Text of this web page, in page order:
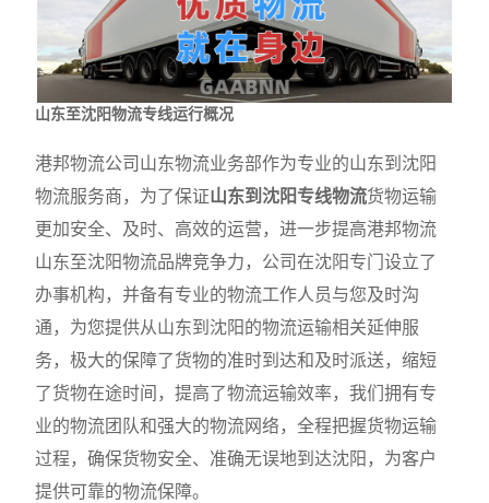
山东至沈阳物流专线运行概况
港邦物流公司山东物流业务部作为专业的山东到沈阳
物流服务商，为了保证山东到沈阳专线物流货物运输
更加安全、及时、高效的运营，进一步提高港邦物流
山东至沈阳物流品牌竞争力，公司在沈阳专门设立了
办事机构，并备有专业的物流工作人员与您及时沟
通，为您提供从山东到沈阳的物流运输相关延伸服
务，极大的保障了货物的准时到达和及时派送，缩短
了货物在途时间，提高了物流运输效率，我们拥有专
业的物流团队和强大的物流网络，全程把握货物运输
过程，确保货物安全、准确无误地到达沈阳，为客户
提供可靠的物流保障。